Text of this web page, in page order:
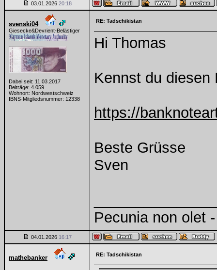
03.01.2026 20:18
svenski04
Giesecke&Devrient-Belästiger
Dabei seit: 11.03.2017
Beiträge: 4.059
Wohnort: Nordwestschweiz
IBNS-Mitgliedsnummer: 12338
RE: Tadschikistan
Hi Thomas
Kennst du diesen
https://
Beste Grüsse
Sven
Pecunia non olet
04.01.2026 16:17
mathebanker RE: Tadschikistan